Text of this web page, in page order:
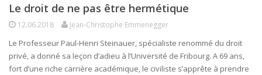
Le droit de ne pas être hermétique
12.06.2018 Jean-Christophe Emmenegger
Le Professeur Paul-Henri Steinauer, spécialiste renommé du droit
privé, a donné sa leçon d’adieu à l’Université de Fribourg. A 69 ans,
fort d’une riche carrière académique, le civiliste s’apprête à prendre